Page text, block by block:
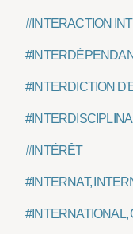
#INTERACTION
#INTERDICTION
#INTÉRÊT
#INTERNAT,
#INTERNATIONAL,